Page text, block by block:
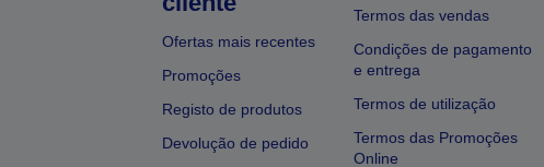
Ofertas mais recentes
Promoções
Registo de produtos
Devolução de pedido
Termos das vendas
Condições de pagamento
e entrega
Termos de utilização
Termos das Promoções
Online